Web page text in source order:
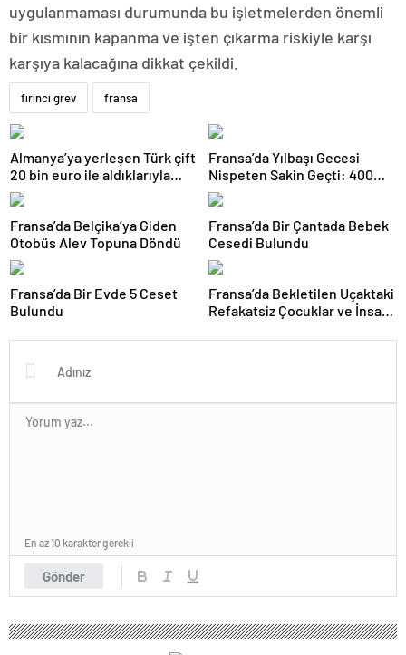
uygulanmaması durumunda bu işletmelerden önemli
bir kısmının kapanma ve işten çıkarma riskiyle karşı
karşıya kalacağına dikkat çekildi.
fırıncı grev fransa
Almanya’ya yerleşen Türk çift
20 bin euro ile aldıklarıyla
şaşırttı
Fransa’da Yılbaşı Gecesi
Nispeten Sakin Geçti: 400
Kişi Tutuklandı, 745 Araç
Yandı
Fransa’da Belçika’ya Giden
Otobüs Alev Topuna Döndü
Fransa’da Bir Çantada Bebek
Cesedi Bulundu
Fransa’da Bir Evde 5 Ceset
Bulundu
Fransa’da Bekletilen Uçaktaki
Refakatsiz Çocuklar ve İnsan
Gönder
En az 10 karakter gerekli